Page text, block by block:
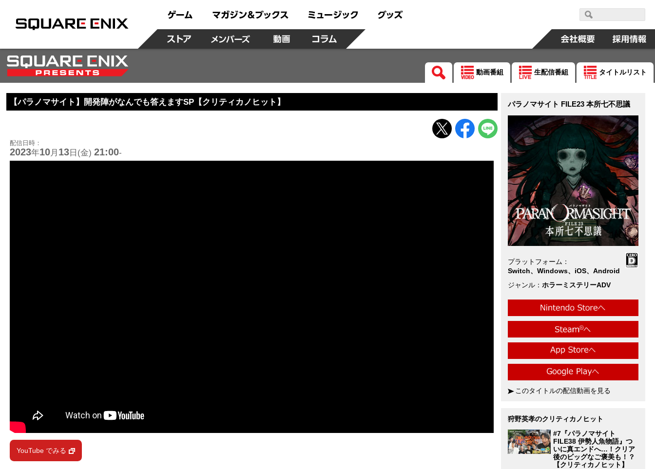
動画番組 生配信番組 タイトルリスト
【パラノマサイト】開発陣がなんでも答えますSP【クリティカノヒット】
配信日時：
2023年10月 13 日(金)21:00-
YouTube でみる
パラノマサイト FILE23 本所七不思議
プラットフォーム
Switch、Windows、iOS、Android
ジャンル
ホラーミステリーADV
このタイトルの配信動画を見る
狩野英孝のクリティカノヒット
#7『パラノマサイト
FILE38 伊勢人魚物語』つ
いに真エンドへ…！クリア
後のビッグなご褒美も！？
【クリティカノヒット】